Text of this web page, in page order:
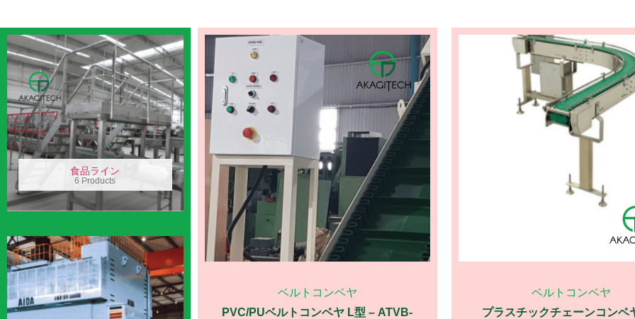
食品ライン
6 Products
ベルトコンベヤ
PVC/PUベルトコンベヤ L型 – ATVB-
ベルトコンベヤ
プラスチックチェーンコンベ